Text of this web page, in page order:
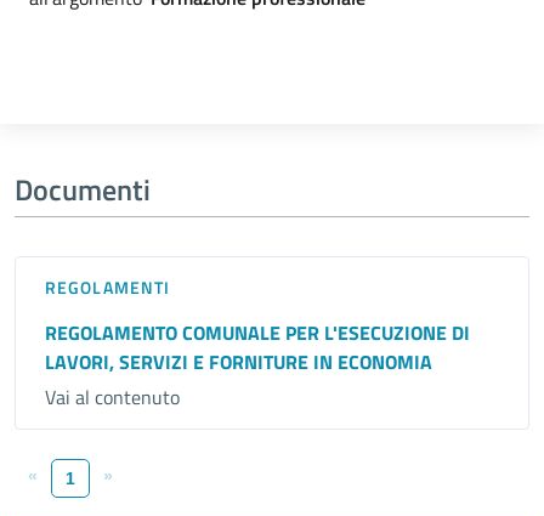
Documenti
REGOLAMENTI
REGOLAMENTO COMUNALE PER L'ESECUZIONE DI
LAVORI, SERVIZI E FORNITURE IN ECONOMIA
Vai al contenuto
« 1 »